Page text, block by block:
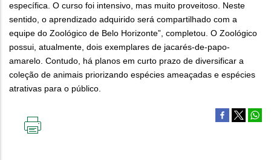
específica. O curso foi intensivo, mas muito proveitoso. Neste
sentido, o aprendizado adquirido será compartilhado com a
equipe do Zoológico de Belo Horizonte”, completou. O Zoológico
possui, atualmente, dois exemplares de jacarés-de-papo-
amarelo. Contudo, há planos em curto prazo de diversificar a
coleção de animais priorizando espécies ameaçadas e espécies
atrativas para o público.